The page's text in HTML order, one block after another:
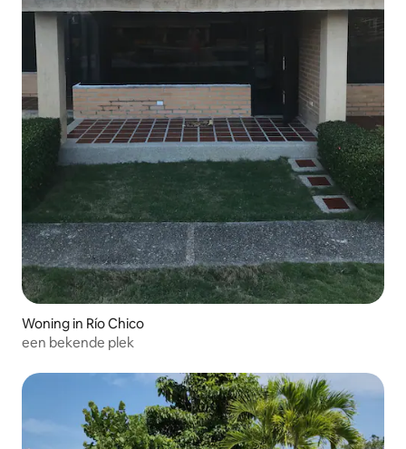
Woning in Río Chico
een bekende plek